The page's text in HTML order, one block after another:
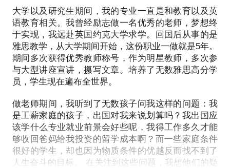
策应需谨慎。此话题内容仅为该行家在理财保险领域
的个人经验、意见或观点，仅供学员参考所用。本话
题内容及行家观点不代表平台观点，平台对话题内容
不予担保，烦请知悉。
如果你有创业的想法，你该具有哪些能力？
哪些能力能够让你成为更加优秀的老师？
现在的你该积累哪些资源让你为以后的转行或发展做
好准备？
行业之中的思维定式该如何去破除？
相信我会和你碰撞出思维的火花，一堂课的时间，听
不管是兴趣爱好，还是职业转换，千万不要被表象以
及自己的思维束缚住。两小时时间，给你最精华的经
3.月入2万+，可是未来5年，面临结婚、买房、育儿、
甚至是父母养老的问题。请问，拿什么拯救我的钱
包；
4.互联网知识付费时代，各种理财课程理财论点，正
确的理财体系到底是什么；
5.理财产品选择多，我该如何选择？A股不敢买，港股
不知道怎么入门，保险不知道怎么配置；
6.收入渠道只有工资，投资渠道更是无门，绝望。
国家理财规划师萌萌老师，在进入金融行业的4年时
间，通过线上理财课程，为上百名的90后群体做过理
财指导与答疑。同时，也为数十位核心90后客户做过
个人/家庭的资产规划。
大学以及研究生期间，我的专业一直是和教育以及英
语教育相关。我曾经励志做一名优秀的老师，梦想终
于实现，我远赴英国约克大学求学。回国后从事的是
雅思教学，从大学期间开始，这份职业一做就是5年。
期间多次获得优秀教师称号，作为明星教师，多次参
与大型讲座宣讲，攥写文章。培养了无数雅思高分学
员，学生现在遍布全世界。
做老师期间，我听到了无数孩子问我这样的问题：我
是工薪家庭的孩子，出国对我来说划算吗？我出国应
该学什么专业就业前景会好些呢，我得工作多久才能
够收回爸妈给我投资的留学成本啊？而一些家庭条件
很好的学生，却也因为物质条件的优越反而找不到了
人生奋斗的目标。 在关注到这些问题，我想他们的疑